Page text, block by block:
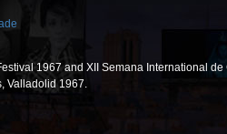
1967 and XII Semana International de
Valladolid 1967.